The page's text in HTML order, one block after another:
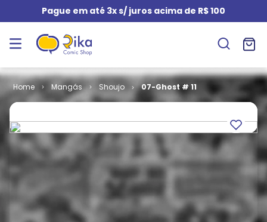
Pague em até 3x s/ juros acima de R$ 100
Mangás Shoujo 07-Ghost # 11